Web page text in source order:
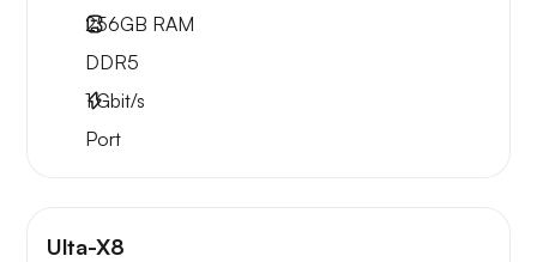
256GB RAM
DDR5
1Gbit/s
Port
Ulta-X8